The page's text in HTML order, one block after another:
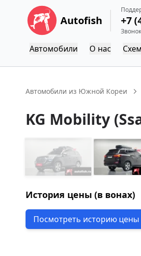
Autofish +7
Автомобили О нас
Автомобили из Южной Кореи
KG Mobility
История цены (в вонах)
Посмотреть историю цены